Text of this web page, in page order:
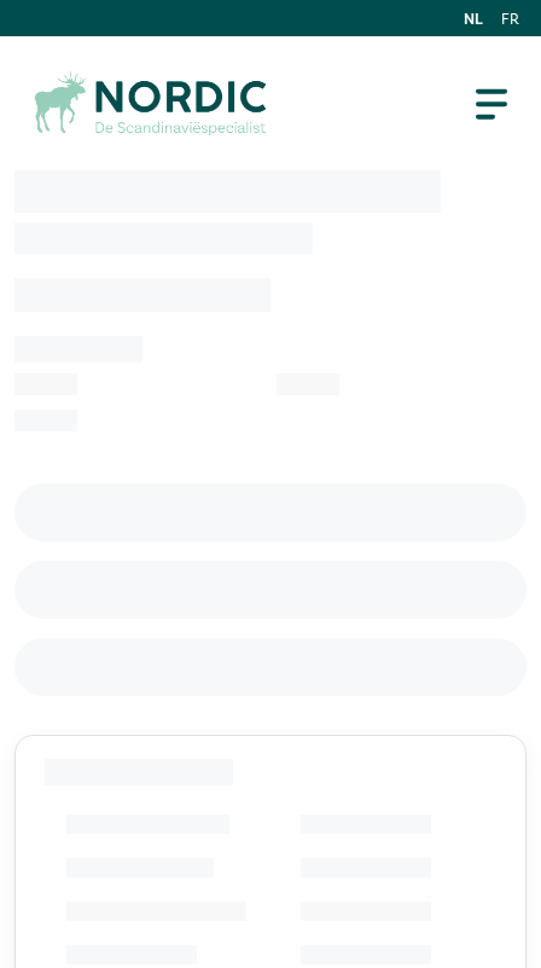
NL FR